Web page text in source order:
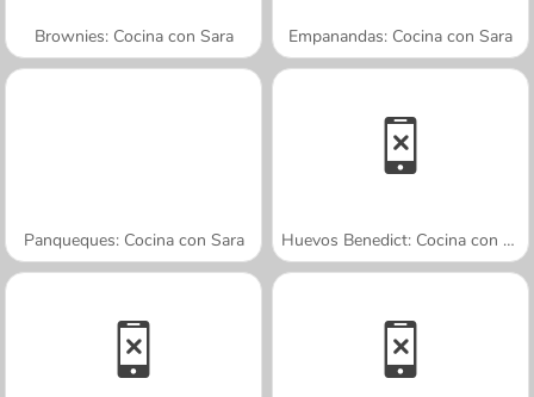
Brownies: Cocina con Sara Empanandas: Cocina con Sara
Panqueques: Cocina con Sara Huevos Benedict: Cocina con Sara